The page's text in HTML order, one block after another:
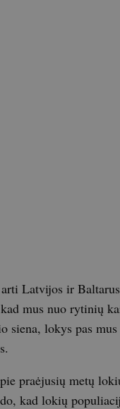
Latvijos ir
mus nuo rytinių
siena, lokys pas
praėjusių metų
kad lokių